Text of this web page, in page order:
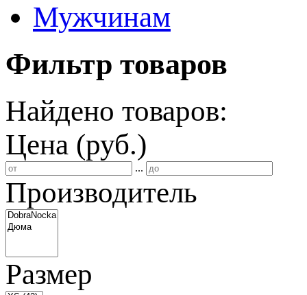
Мужчинам
Фильтр товаров
Найдено товаров:
Цена (руб.)
...
Производитель
Размер